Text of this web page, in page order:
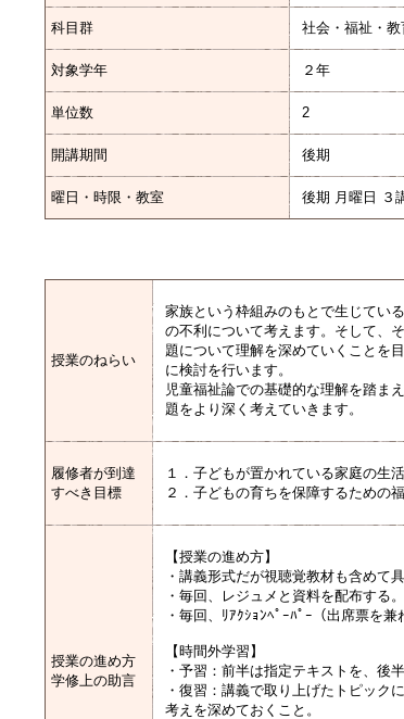
科目群 社会・福祉・教
対象学年 ２年
単位数 2
開講期間 後期
曜日・時限・教室 後期 月曜日 ３
授業のねらい
家族という枠組みのもとで生じてい
の不利について考えます。そして、
題について理解を深めていくことを
に検討を行います。
児童福祉論での基礎的な理解を踏ま
題をより深く考えていきます。
履修者が到達
すべき目標
１．子どもが置かれている家庭の生
２．子どもの育ちを保障するための
授業の進め方
学修上の助言
【授業の進め方】
・講義形式だが視聴覚教材も含めて
・毎回、レジュメと資料を配布する。
・毎回、ﾘｱｸｼｮﾝﾍﾟｰﾊﾟｰ（出席票を兼
【時間外学習】
・予習：前半は指定テキストを、後
・復習：講義で取り上げたトピック
考えを深めておくこと。